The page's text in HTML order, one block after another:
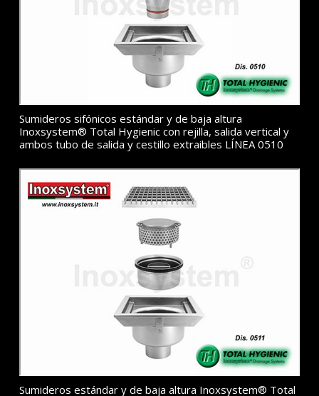
Sumideros sifónicos estándar y de baja altura
Inoxsystem® Total Hygienic con rejilla, salida vertical y
ambos tubo de salida y cestillo extraibles LÍNEA 0510
Sumideros estándar y de baja altura Inoxsystem® Total